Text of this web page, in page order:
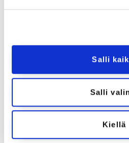
Salli
Salli
Kiellä
huolta – varaa